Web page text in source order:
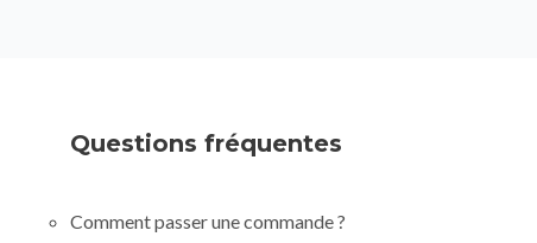
Questions fréquentes
Comment passer une commande ?